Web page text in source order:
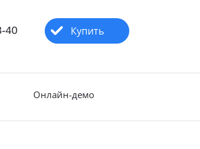
40 Купить
Онлайн-демо